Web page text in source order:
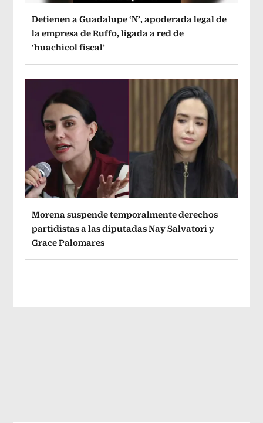
Detienen a Guadalupe ‘N’, apoderada legal de
la empresa de Ruffo, ligada a red de
‘huachicol fiscal’
Morena suspende temporalmente derechos
partidistas a las diputadas Nay Salvatori y
Grace Palomares